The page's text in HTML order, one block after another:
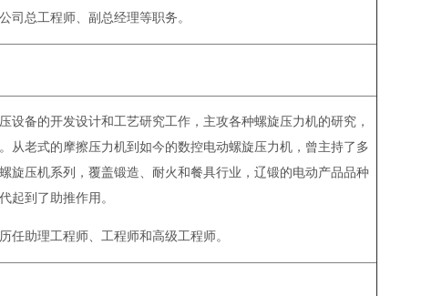
司总工程师、副总经理等职务。
设备的开发设计和工艺研究工作，主攻各种螺旋压力机的研究，
从老式的摩擦压力机到如今的数控电动螺旋压力机，曾主持了多
旋压机系列，覆盖锻造、耐火和餐具行业，辽锻的电动产品品种
起到了助推作用。
历任助理工程师、工程师和高级工程师。